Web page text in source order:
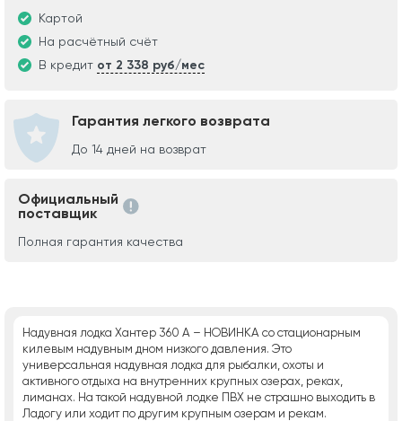
Картой
На расчётный счёт
В кредит от 2 338 руб/мес
Гарантия легкого возврата
До 14 дней на возврат
Официальный
поставщик
Полная гарантия качества
Надувная лодка Хантер 360 А – НОВИНКА со стационарным
килевым надувным дном низкого давления. Это
универсальная надувная лодка для рыбалки, охоты и
активного отдыха на внутренних крупных озерах, реках,
лиманах. На такой надувной лодке ПВХ не страшно выходить в
Ладогу или ходит по другим крупным озерам и рекам.